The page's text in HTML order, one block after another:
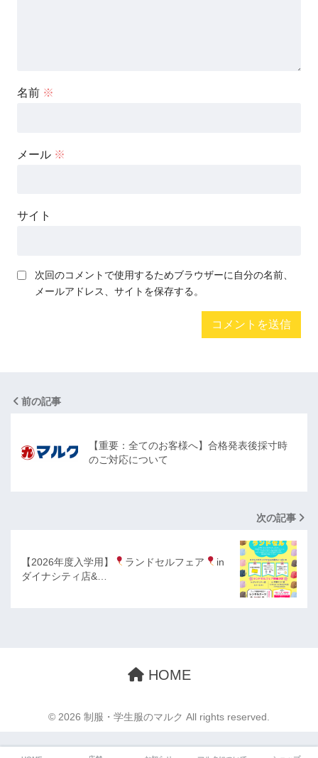
名前 ※
メール ※
サイト
次回のコメントで使用するためブラウザーに自分の名前、
メールアドレス、サイトを保存する。
前の記事
【重要：全てのお客様へ】合格発表後採寸時
のご対応について
次の記事
【2026年度入学用】 ランドセルフェア
in
ダイナシティ店&…
HOME
© 2026 制服・学生服のマルク All rights reserved.